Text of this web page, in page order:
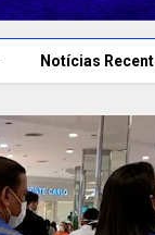
Notícias